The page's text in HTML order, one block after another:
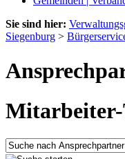
Sie sind hier:
Siegenburg >
Mitarbeiter-